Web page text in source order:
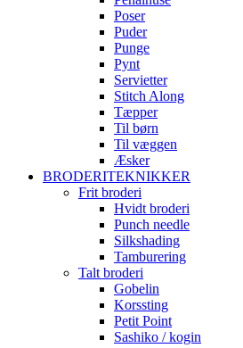
Poser
Puder
Punge
Pynt
Servietter
Stitch Along
Tæpper
Til børn
Til væggen
Æsker
BRODERITEKNIKKER
Frit broderi
Hvidt broderi
Punch needle
Silkshading
Tamburering
Talt broderi
Gobelin
Korssting
Petit Point
Sashiko / kogin